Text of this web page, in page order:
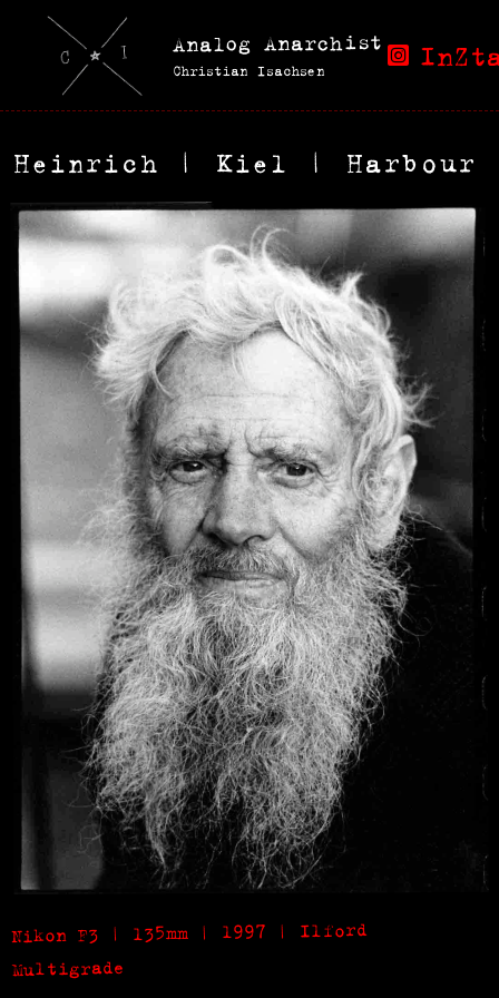
Analog Anarchist
Christian Isachsen
Heinrich | Kiel | Harbour
Nikon F3 | 135mm | 1997 | Ilford
Multigrade